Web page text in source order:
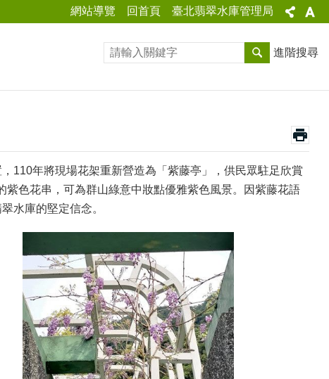
網站導覽 回首頁 臺北翡翠水庫管理局
進階搜尋
110年將現場花架重新營造為「紫藤亭」，供民眾駐足欣賞
色花串，可為群山綠意中妝點優雅紫色風景。因紫藤花語
水庫的堅定信念。